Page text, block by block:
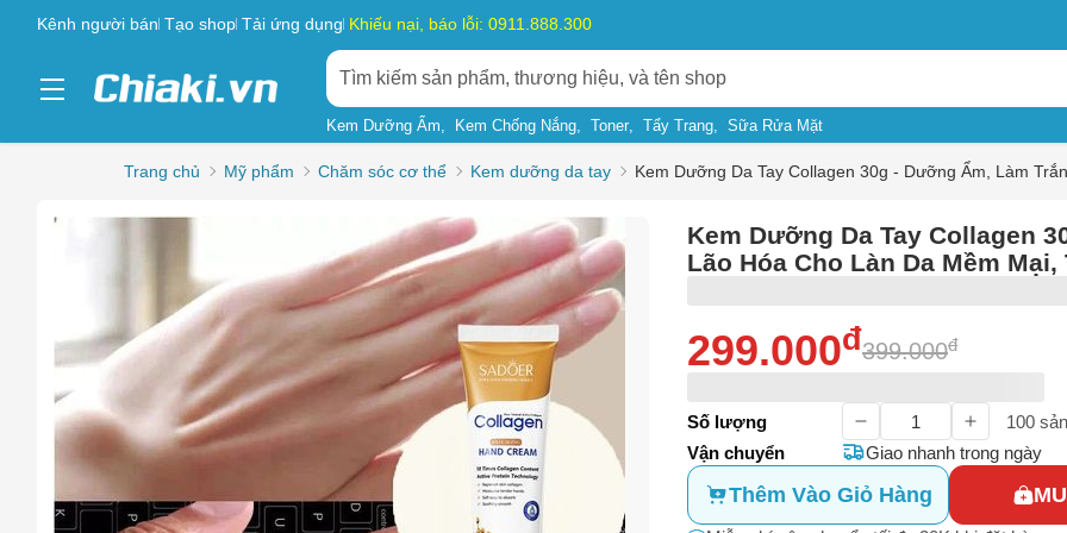
Kênh người bán Tạo shop Tải ứng dụng Khiếu nại, báo lỗi: 0911.888.300
Kem Dưỡng Ẩm Kem Chống Nắng Toner Tẩy Trang Sữa Rửa Mặt
Trang chủ Mỹ phẩm Chăm sóc cơ thể Kem dưỡng da tay Kem Dưỡng Da Tay Collagen 30g - Dưỡng Ẩm, Làm
Kem Dưỡng Da Tay Collagen
Lão Hóa Cho Làn Da Mềm
299.000đ399.000đ
Số lượng 100
Vận chuyển
Giao nhanh trong ngày
Thêm Vào Giỏ Hàng